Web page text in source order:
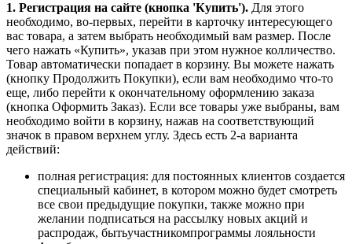
1. Регистрация на сайте (кнопка 'Купить'). Для этого
необходимо, во-первых, перейти в карточку интересующего
вас товара, а затем выбрать необходимый вам размер. После
чего нажать «Купить», указав при этом нужное колличество.
Товар автоматически попадает в корзину. Вы можете нажать
(кнопку Продолжить Покупки), если вам необходимо что-то
еще, либо перейти к окончательному оформлению заказа
(кнопка Оформить Заказ). Если все товары уже выбраны, вам
необходимо войти в корзину, нажав на соответствующий
значок в правом верхнем углу. Здесь есть 2-а варианта
действий:
полная регистрация: для постоянных клиентов создается
специальный кабинет, в котором можно будет смотреть
все свои предыдущие покупки, также можно при
желании подписаться на рассылку новых акций и
распродаж, бытьучастникомпрограммы лояльности